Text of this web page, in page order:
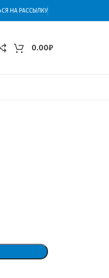
НА РАССЫЛКУ
0.00₽